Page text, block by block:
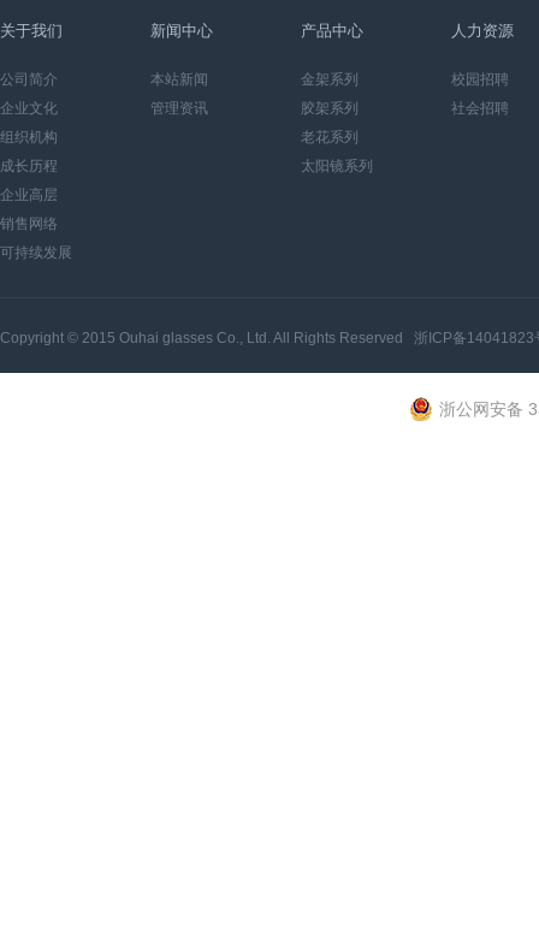
关于我们
公司简介
企业文化
组织机构
成长历程
企业高层
销售网络
可持续发展
新闻中心
本站新闻
管理资讯
产品中心
金架系列
胶架系列
老花系列
太阳镜系列
人力资源
校园招聘
社会招聘
Copyright © 2015 Ouhai glasses Co., Ltd. All Rights Reserved 浙ICP备14041823
浙公网安备